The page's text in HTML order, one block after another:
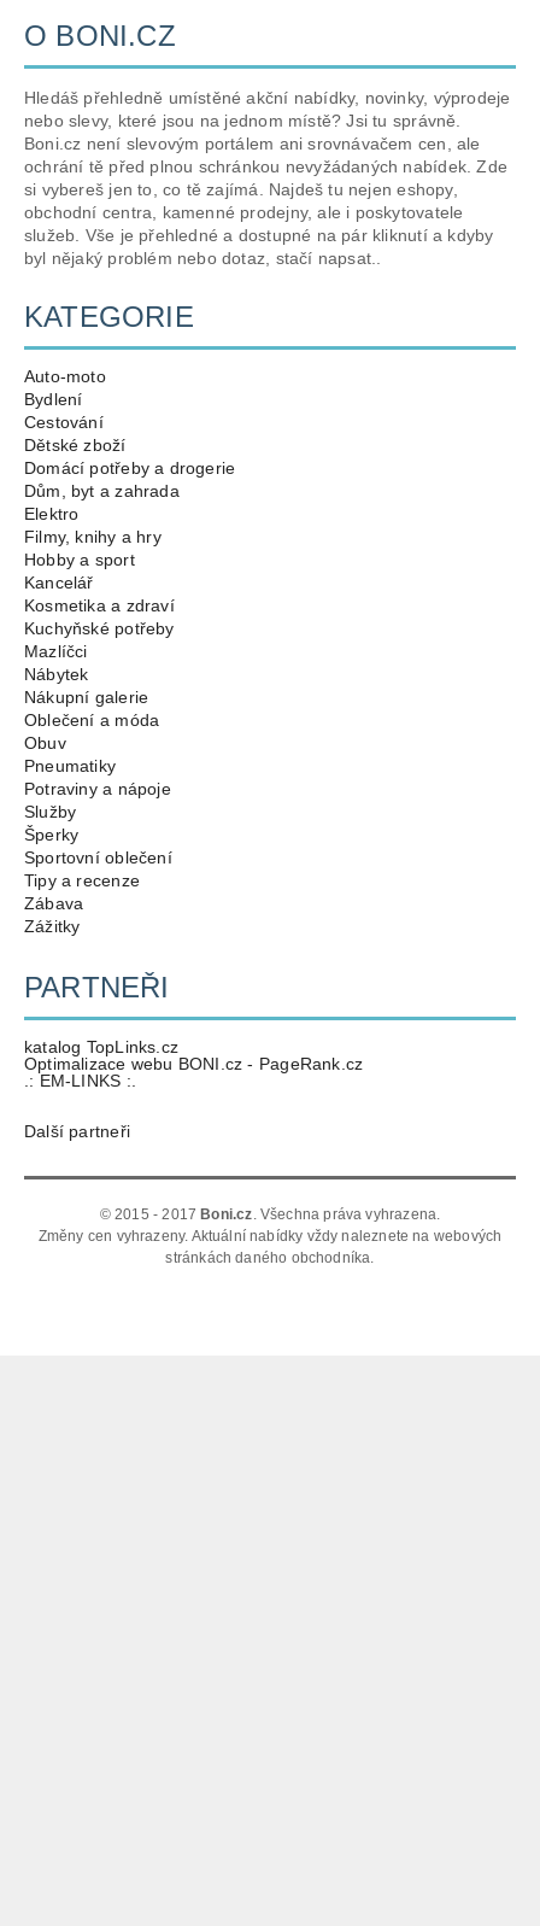
O BONI.CZ
Hledáš přehledně umístěné akční nabídky, novinky, výprodeje
nebo slevy, které jsou na jednom místě? Jsi tu správně.
Boni.cz není slevovým portálem ani srovnávačem cen, ale
ochrání tě před plnou schránkou nevyžádaných nabídek. Zde
si vybereš jen to, co tě zajímá. Najdeš tu nejen eshopy,
obchodní centra, kamenné prodejny, ale i poskytovatele
služeb. Vše je přehledné a dostupné na pár kliknutí a kdyby
byl nějaký problém nebo dotaz, stačí napsat..
KATEGORIE
Auto-moto
Bydlení
Cestování
Dětské zboží
Domácí potřeby a drogerie
Dům, byt a zahrada
Elektro
Filmy, knihy a hry
Hobby a sport
Kancelář
Kosmetika a zdraví
Kuchyňské potřeby
Mazlíčci
Nábytek
Nákupní galerie
Oblečení a móda
Obuv
Pneumatiky
Potraviny a nápoje
Služby
Šperky
Sportovní oblečení
Tipy a recenze
Zábava
Zážitky
PARTNEŘI
katalog TopLinks.cz
Optimalizace webu BONI.cz - PageRank.cz
.: EM-LINKS :.
Další partneři
© 2015 - 2017Boni.cz . Všechna práva vyhrazena.
Změny cen vyhrazeny. Aktuální nabídky vždy naleznete na webových
stránkách daného obchodníka.